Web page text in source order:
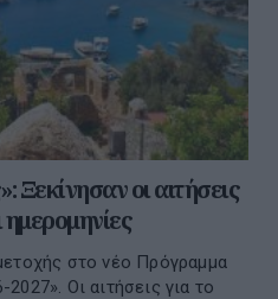
Ξεκίνησαν οι αιτήσεις
στο νέο Πρόγραμμα
Οι αιτήσεις για το